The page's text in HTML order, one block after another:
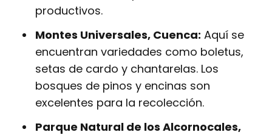
productivos.
Montes Universales, Cuenca: Aquí se
encuentran variedades como boletus,
setas de cardo y chantarelas. Los
bosques de pinos y encinas son
excelentes para la recolección.
Parque Natural de los Alcornocales,